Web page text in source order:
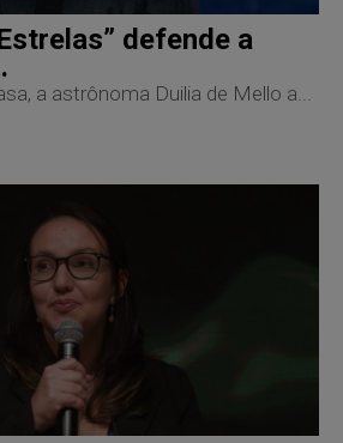
defende a
a astrônoma Duilia de Mello a...